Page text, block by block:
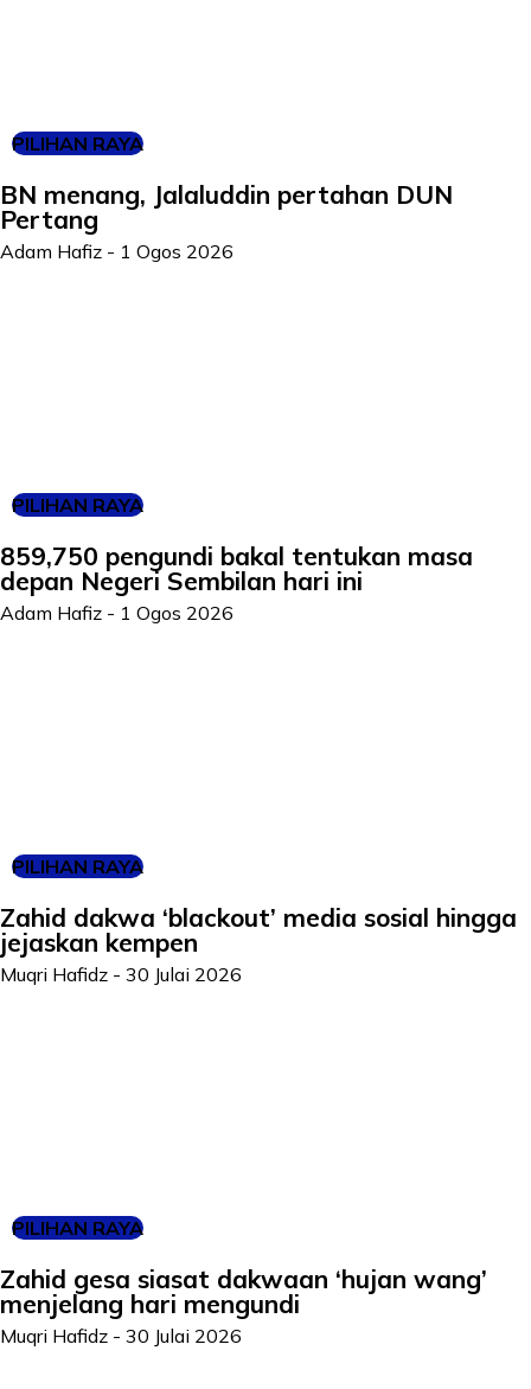
PILIHAN RAYA
BN menang, Jalaluddin pertahan DUN
Pertang
Adam Hafiz - 1 Ogos 2026
PILIHAN RAYA
859,750 pengundi bakal tentukan masa
depan Negeri Sembilan hari ini
Adam Hafiz - 1 Ogos 2026
PILIHAN RAYA
Zahid dakwa ‘blackout’ media sosial hingga
jejaskan kempen
Muqri Hafidz - 30 Julai 2026
PILIHAN RAYA
Zahid gesa siasat dakwaan ‘hujan wang’
menjelang hari mengundi
Muqri Hafidz - 30 Julai 2026